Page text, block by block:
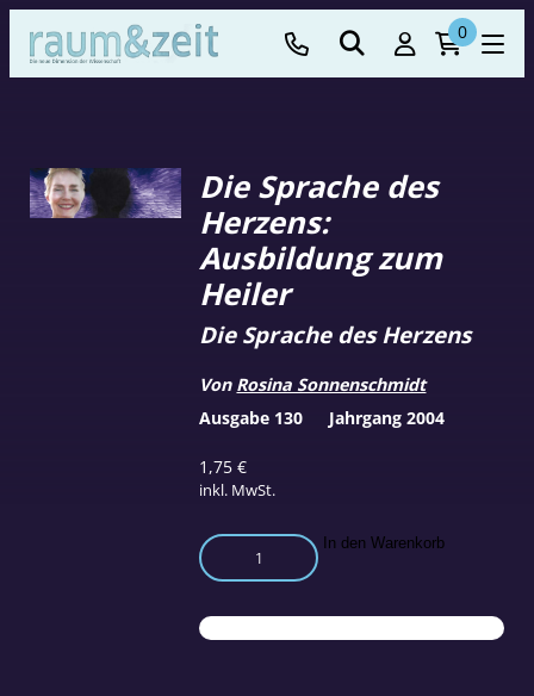
0
Die Sprache des
Herzens:
Ausbildung zum
Heiler
1,75€
inkl. MwSt.
Die Sprache des Herzens
Von Rosina Sonnenschmidt
Die
Sprache
Herzens:
Ausbildung
In den Warenkorb
Ausgabe 130 Jahrgang 2004